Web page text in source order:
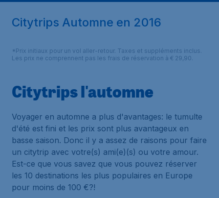
Citytrips Automne en 2016
*Prix initiaux pour un vol aller-retour. Taxes et suppléments inclus.
Les prix ne comprennent pas les frais de réservation à € 29,90.
Citytrips l'automne
Voyager en automne a plus d'avantages: le tumulte
d'été est fini et les prix sont plus avantageux en
basse saison. Donc il y a assez de raisons pour faire
un citytrip avec votre(s) ami(e)(s) ou votre amour.
Est-ce que vous savez que vous pouvez réserver
les 10 destinations les plus populaires en Europe
pour moins de 100 €?!